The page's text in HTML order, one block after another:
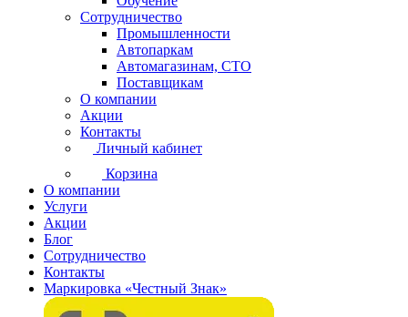
Сотрудничество
Промышленности
Автопаркам
Автомагазинам, СТО
Поставщикам
О компании
Акции
Контакты
Личный кабинет
Корзина
О компании
Услуги
Акции
Блог
Сотрудничество
Контакты
Маркировка «Честный Знак»